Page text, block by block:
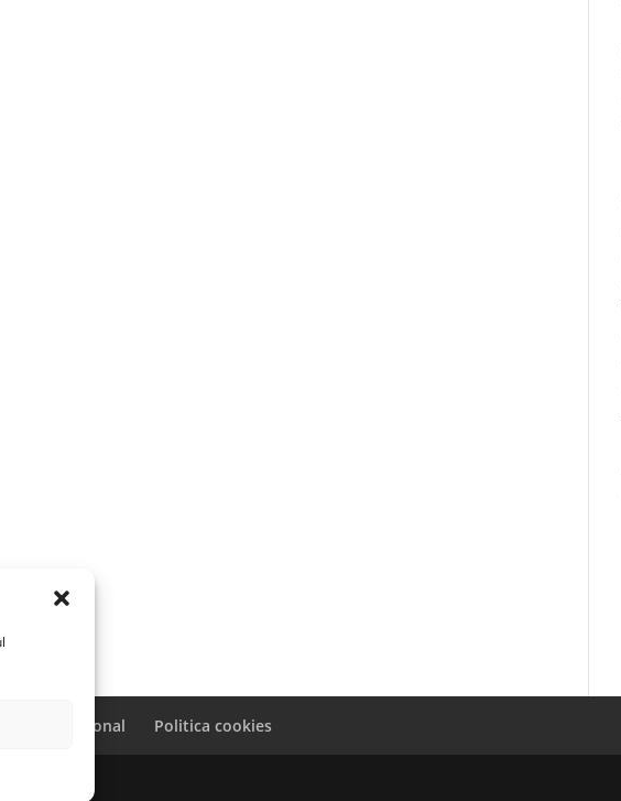
personal Politica cookies